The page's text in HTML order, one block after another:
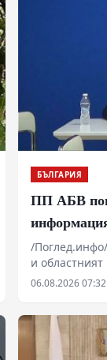
БЪЛГАРИЯ
ПП АБВ
чужди
/
и
Здравко
06.08.2026 07:32